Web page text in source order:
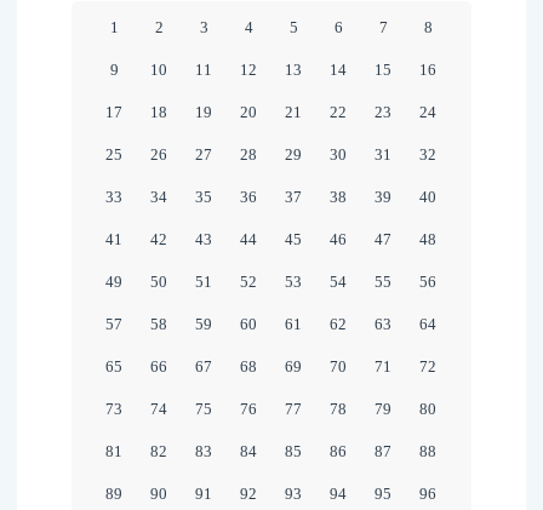
1 2 3 4 5 6 7 8
9 10 11 12 13 14 15 16
17 18 19 20 21 22 23 24
25 26 27 28 29 30 31 32
33 34 35 36 37 38 39 40
41 42 43 44 45 46 47 48
49 50 51 52 53 54 55 56
57 58 59 60 61 62 63 64
65 66 67 68 69 70 71 72
73 74 75 76 77 78 79 80
81 82 83 84 85 86 87 88
89 90 91 92 93 94 95 96